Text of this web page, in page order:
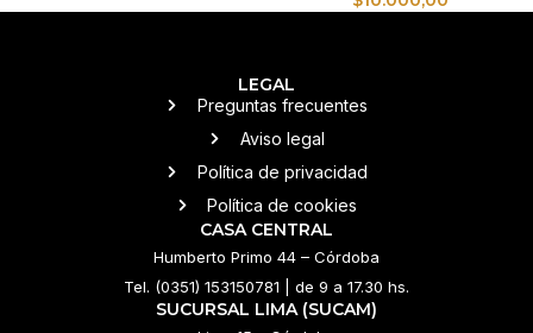
LEGAL
Preguntas frecuentes
Aviso legal
Política de privacidad
Política de cookies
CASA CENTRAL
Humberto Primo 44 – Córdoba
Tel. (0351) 153150781 | de 9 a 17.30 hs.
SUCURSAL LIMA (SUCAM)